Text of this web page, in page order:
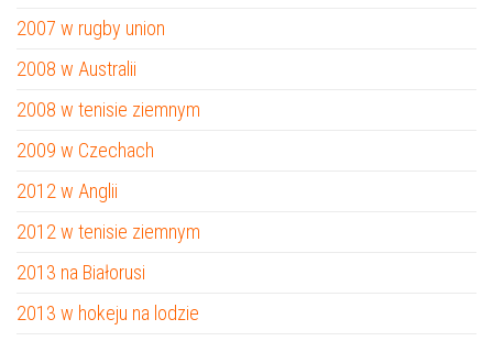
2007 w rugby union
2008 w Australii
2008 w tenisie ziemnym
2009 w Czechach
2012 w Anglii
2012 w tenisie ziemnym
2013 na Białorusi
2013 w hokeju na lodzie